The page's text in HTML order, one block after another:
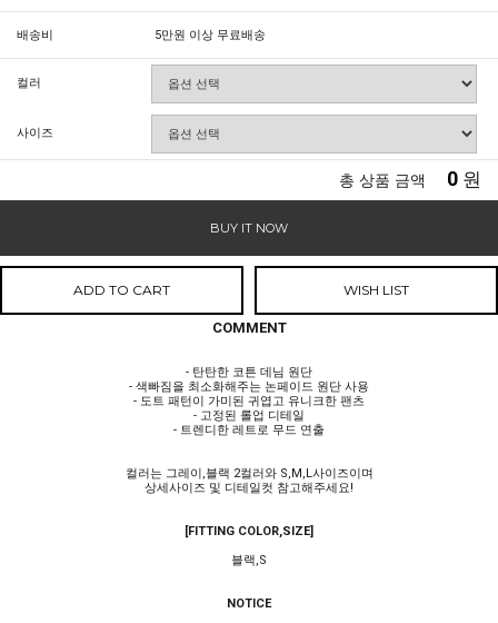
배송비 5만원 이상 무료배송
컬러
사이즈
총 상품 금액 0 원
BUY IT NOW
ADD TO CART WISH LIST
COMMENT
- 탄탄한 코튼 데님 원단
- 색빠짐을 최소화해주는 논페이드 원단 사용
- 도트 패턴이 가미된 귀엽고 유니크한 팬츠
- 고정된 롤업 디테일
- 트렌디한 레트로 무드 연출
컬러는 그레이,블랙 2컬러와 S,M,L사이즈이며
상세사이즈 및 디테일컷 참고해주세요!
[FITTING COLOR,SIZE]
블랙,S
NOTICE